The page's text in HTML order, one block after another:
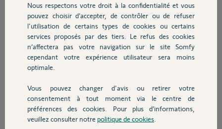
Chauffage
Autres produits
Devis avec un pro
Contact
Réponses
Vous avez la notice de votre moteur ?
Sinon vous la trouverez ici;
Bonne journée
Anonyme il y a plus de 2 ans
Nous respectons votre droit à la confidentialité et vous
pouvez choisir d’accepter, de contrôler ou de refuser
l'utilisation de certains types de cookies ou certains
services proposés par des tiers. Le refus des cookies
n’affectera pas votre navigation sur le site Somfy
cependant votre expérience utilisateur sera moins
optimale.
Vous pouvez changer d'avis ou retirer votre
consentement à tout moment via le centre de
préférences des cookies. Pour plus d’informations,
veuillez consulter notre politique de cookies